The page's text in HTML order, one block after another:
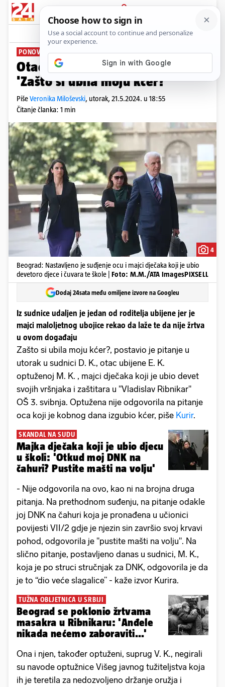
PRIJAVA
News Komentari
PONOVO NA SUDU
Otac žrtve masakra u Beogradu:
'Zašto si ubila moju kćer?'
PišeVeronika Miloševski, utorak, 21.5.2024. u 18:55
Čitanje članka: 1 min
4
Beograd: Nastavljeno je suđjenje ocu i majci dječaka koji je ubio
devetoro djece i čuvara te škole | Foto: M.M./ATA ImagesPIXSELL
Dodaj 24sata među omiljene izvore na Googleu
Iz sudnice udaljen je jedan od roditelja ubijene jer je
majci maloljetnog ubojice rekao da laže te da nije žrtva
u ovom događaju
Zašto si ubila moju kćer?, postavio je pitanje u
utorak u sudnici D. K., otac ubijene E. K.
optuženoj M. K. , majci dječaka koji je ubio devet
svojih vršnjaka i zaštitara u "Vladislav Ribnikar"
OŠ 3. svibnja. Optužena nije odgovorila na pitanje
oca koji je kobnog dana izgubio kćer, piše Kurir.
SKANDAL NA SUDU
Majka dječaka koji je ubio djecu
u školi: 'Otkud moj DNK na
čahuri? Pustite mašti na volju'
- Nije odgovorila na ovo, kao ni na brojna druga
pitanja. Na prethodnom suđenju, na pitanje odakle
joj DNK na čahuri koja je pronađena u učionici
povijesti VII/2 gdje je njezin sin završio svoj krvavi
pohod, odgovorila je "pustite mašti na volju". Na
slično pitanje, postavljeno danas u sudnici, M. K.,
koja je po struci stručnjak za DNK, odgovorila je da
je to “dio veće slagalice” - kaže izvor Kurira.
TUŽNA OBLJETNICA U SRBIJI
Beograd se poklonio žrtvama
masakra u Ribnikaru: 'Anđele
nikada nećemo zaboraviti...'
Ona i njen, također optuženi, suprug V. K., negirali
su navode optužnice Višeg javnog tužiteljstva koja
ih je teretila za nedozvoljeno držanje oružja i